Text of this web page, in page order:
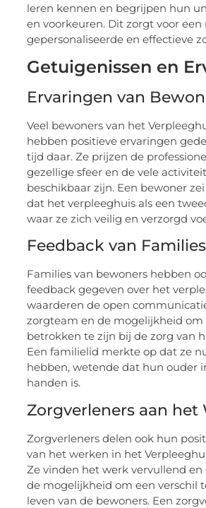
leren kennen en begrijpen hun
en voorkeuren. Dit zorgt voor een
gepersonaliseerde en effectieve
Getuigenissen en
Ervaringen van
Veel bewoners van het
hebben positieve ervaringen
tijd daar. Ze prijzen de
gezellige sfeer en de vele
beschikbaar zijn. Een bewoner
dat het verpleeghuis als een
waar ze zich veilig en verzorgd
Feedback van Families
Families van bewoners hebben
feedback gegeven over het
waarderen de open
zorgteam en de mogelijkheid om
betrokken te zijn bij de zorg van
Een familielid merkte op dat ze
hebben, wetende dat hun ouder
handen is.
Zorgverleners aan het
Zorgverleners delen ook hun
van het werken in het
Ze vinden het werk vervullend en
de mogelijkheid om een verschil
leven van de bewoners. Een